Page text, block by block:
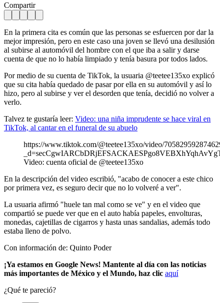
Compartir
En la primera cita es común que las personas se esfuercen por dar la
mejor impresión, pero en este caso una joven se llevó una desilusión
al subirse al automóvil del hombre con el que iba a salir y darse
cuenta de que no lo había limpiado y tenía basura por todos lados.
Por medio de su cuenta de TikTok, la usuaria @teetee135xo explicó
que su cita había quedado de pasar por ella en su automóvil y así lo
hizo, pero al subirse y ver el desorden que tenía, decidió no volver a
verlo.
Talvez te gustaría leer: Video: una niña imprudente se hace viral en
TikTok, al cantar en el funeral de su abuelo
https://www.tiktok.com/@teetee135xo/video/
Video: cuenta oficial de @teetee135xo
En la descripción del video escribió, "acabo de conocer a este chico
por primera vez, es seguro decir que no lo volveré a ver".
La usuaria afirmó "huele tan mal como se ve" y en el video que
compartió se puede ver que en el auto había papeles, envolturas,
monedas, cajetillas de cigarros y hasta unas sandalias, además todo
estaba lleno de polvo.
Con información de: Quinto Poder
¡Ya estamos en Google News! Mantente al día con las noticias
más importantes de México y el Mundo, haz clic aquí
¿Qué te pareció?